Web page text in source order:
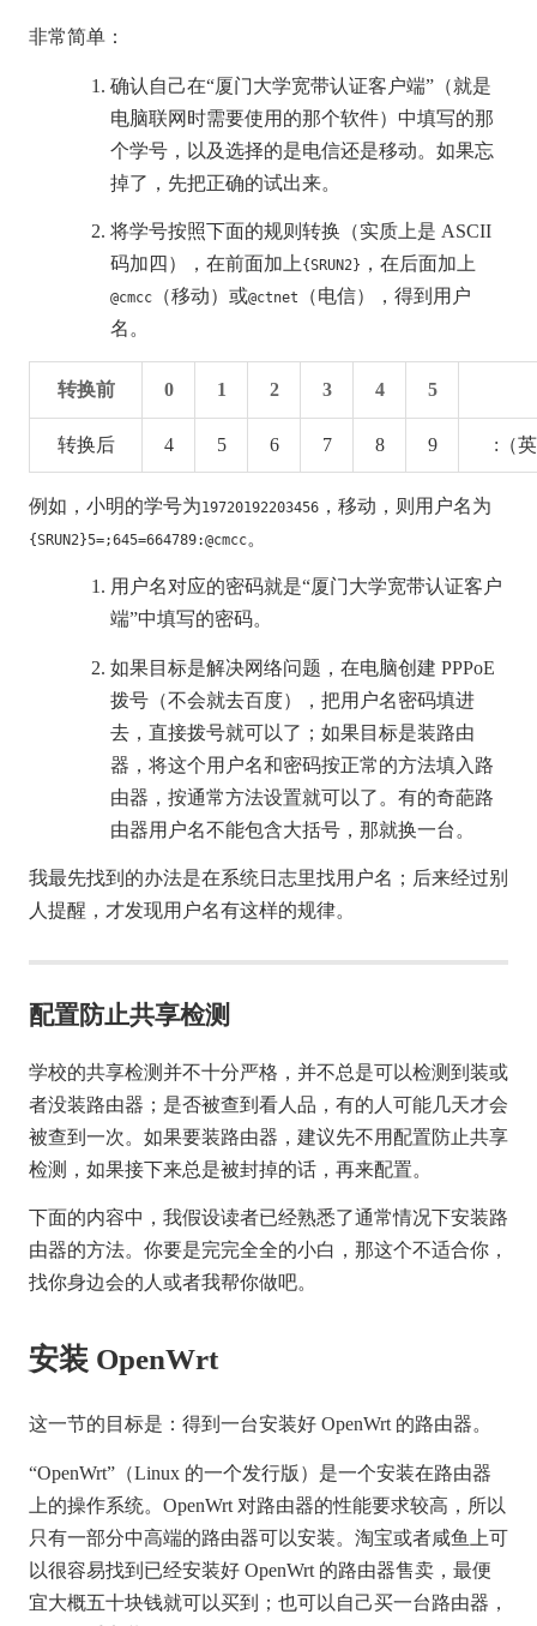
非常简单：
确认自己在“厦门大学宽带认证客户端”（就是
电脑联网时需要使用的那个软件）中填写的那
个学号，以及选择的是电信还是移动。如果忘
掉了，先把正确的试出来。
将学号按照下面的规则转换（实质上是 ASCII
码加四），在前面加上 {SRUN2} ，在后面加上
@cmcc （移动）或@ctnet
（电信），得到用户
名。
转换前 0 1 2 3 4 5
转换后 4 5 6 7 8 9 :（
例如，小明的学号为19720192203456 ，移动，则用户名为
{SRUN2}5=;645=664789:@cmcc。
用户名对应的密码就是“厦门大学宽带认证客户
端”中填写的密码。
如果目标是解决网络问题，在电脑创建 PPPoE
拨号（不会就去百度），把用户名密码填进
去，直接拨号就可以了；如果目标是装路由
器，将这个用户名和密码按正常的方法填入路
由器，按通常方法设置就可以了。有的奇葩路
由器用户名不能包含大括号，那就换一台。
我最先找到的办法是在系统日志里找用户名；后来经过别
人提醒，才发现用户名有这样的规律。
配置防止共享检测
学校的共享检测并不十分严格，并不总是可以检测到装或
者没装路由器；是否被查到看人品，有的人可能几天才会
被查到一次。如果要装路由器，建议先不用配置防止共享
检测，如果接下来总是被封掉的话，再来配置。
下面的内容中，我假设读者已经熟悉了通常情况下安装路
由器的方法。你要是完完全全的小白，那这个不适合你，
找你身边会的人或者我帮你做吧。
安装 OpenWrt
这一节的目标是：得到一台安装好 OpenWrt 的路由器。
“OpenWrt”（Linux 的一个发行版）是一个安装在路由器
上的操作系统。OpenWrt 对路由器的性能要求较高，所以
只有一部分中高端的路由器可以安装。淘宝或者咸鱼上可
以很容易找到已经安装好 OpenWrt 的路由器售卖，最便
宜大概五十块钱就可以买到；也可以自己买一台路由器，